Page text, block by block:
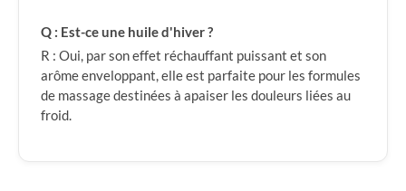
Q : Est-ce une huile d'hiver ?
R : Oui, par son effet réchauffant puissant et son
arôme enveloppant, elle est parfaite pour les formules
de massage destinées à apaiser les douleurs liées au
froid.